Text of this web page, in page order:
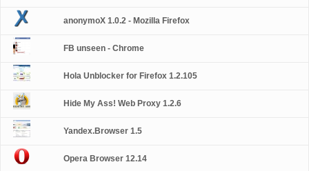
anonymoX 1.0.2 - Mozilla Firefox
FB unseen - Chrome
Hola Unblocker for Firefox 1.2.105
Hide My Ass! Web Proxy 1.2.6
Yandex.Browser 1.5
Opera Browser 12.14